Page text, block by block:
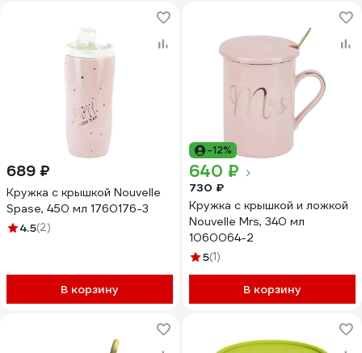
689 ₽
Кружка с крышкой Nouvelle
Spase, 450 мл 1760176-3
4.5(2)
В корзину
-12%
640 ₽
730 ₽
Кружка с крышкой и ложкой
Nouvelle Mrs, 340 мл
1060064-2
5(1)
В корзину